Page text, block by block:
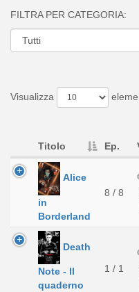
FILTRA PER CATEGORIA:
Visualizza
Titolo Ep.
Alice
in
Borderland
8 / 8
Death
Note - Il
quaderno
1 / 1